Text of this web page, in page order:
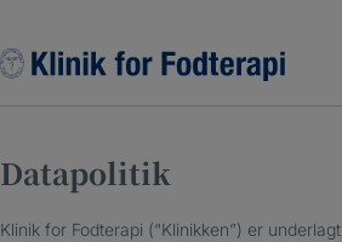
indholdet
Datapolitik
Klinik for Fodterapi (“Klinikken”) er underlagt